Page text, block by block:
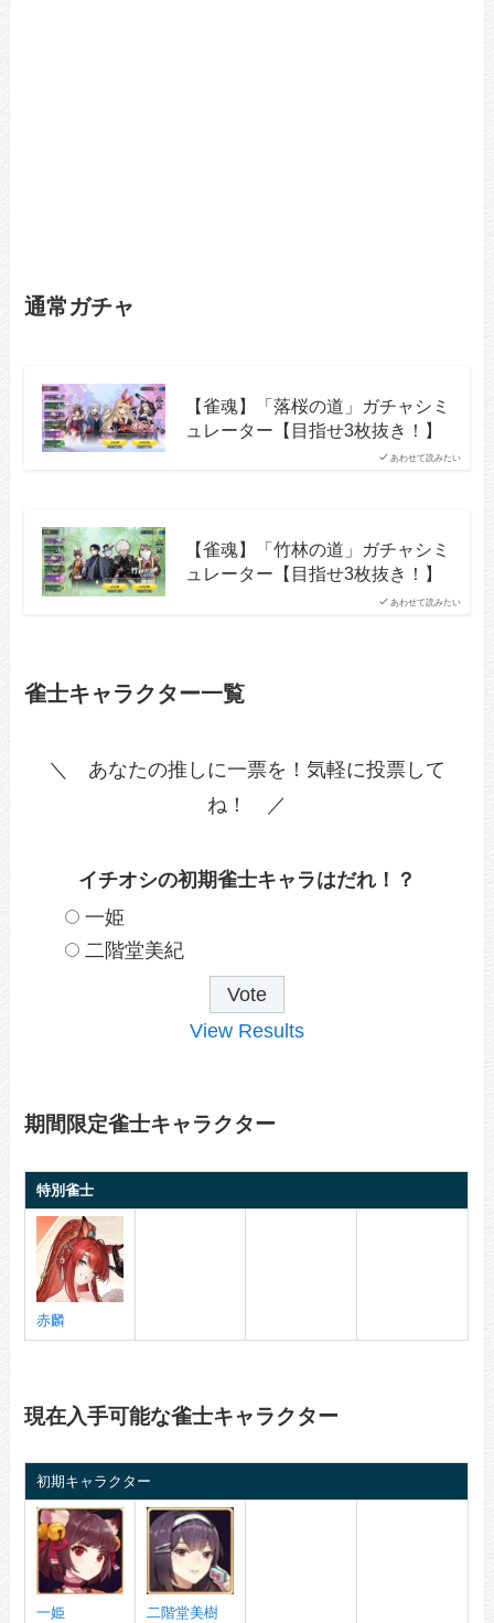
通常ガチャ
あわせて読みたい
【雀魂】「落桜の道」ガチャシミ
ュレーター【目指せ3枚抜き！】
あわせて読みたい
【雀魂】「竹林の道」ガチャシミ
ュレーター【目指せ3枚抜き！】
雀士キャラクター一覧
＼ あなたの推しに一票を！気軽に投票して
ね！ ／
イチオシの初期雀士キャラはだれ！？
一姫
二階堂美紀
View Results
期間限定雀士キャラクター
特別雀士
赤麟
現在入手可能な雀士キャラクター
初期キャラクター
一姫 二階堂美樹